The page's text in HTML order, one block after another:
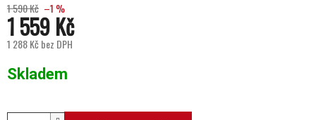
1 590 Kč –1 %
1 559 Kč
1 288 Kč bez DPH
Skladem